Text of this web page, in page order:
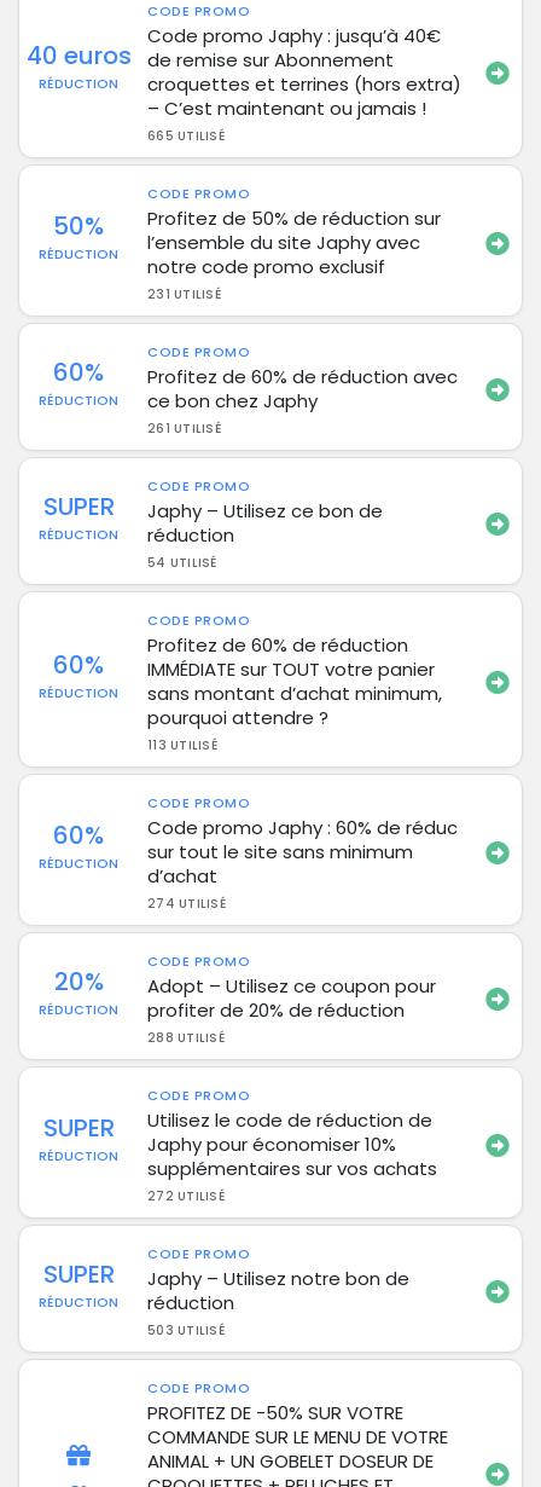
40 euros
RÉDUCTION
CODE PROMO
Code promo Japhy : jusqu’à 40€
de remise sur Abonnement
croquettes et terrines (hors extra)
– C’est maintenant ou jamais !
665 UTILISÉ
50%
RÉDUCTION
CODE PROMO
Profitez de 50% de réduction sur
l’ensemble du site Japhy avec
notre code promo exclusif
231 UTILISÉ
60%
RÉDUCTION
CODE PROMO
Profitez de 60% de réduction avec
ce bon chez Japhy
261 UTILISÉ
SUPER
RÉDUCTION
CODE PROMO
Japhy – Utilisez ce bon de
réduction
54 UTILISÉ
60%
RÉDUCTION
CODE PROMO
Profitez de 60% de réduction
IMMÉDIATE sur TOUT votre panier
sans montant d’achat minimum,
pourquoi attendre ?
113 UTILISÉ
60%
RÉDUCTION
CODE PROMO
Code promo Japhy : 60% de réduc
sur tout le site sans minimum
d’achat
274 UTILISÉ
20%
RÉDUCTION
CODE PROMO
Adopt – Utilisez ce coupon pour
profiter de 20% de réduction
288 UTILISÉ
SUPER
RÉDUCTION
CODE PROMO
Utilisez le code de réduction de
Japhy pour économiser 10%
supplémentaires sur vos achats
272 UTILISÉ
SUPER
RÉDUCTION
CODE PROMO
Japhy – Utilisez notre bon de
réduction
503 UTILISÉ
CODE PROMO
PROFITEZ DE -50% SUR VOTRE
COMMANDE SUR LE MENU DE VOTRE
ANIMAL + UN GOBELET DOSEUR DE